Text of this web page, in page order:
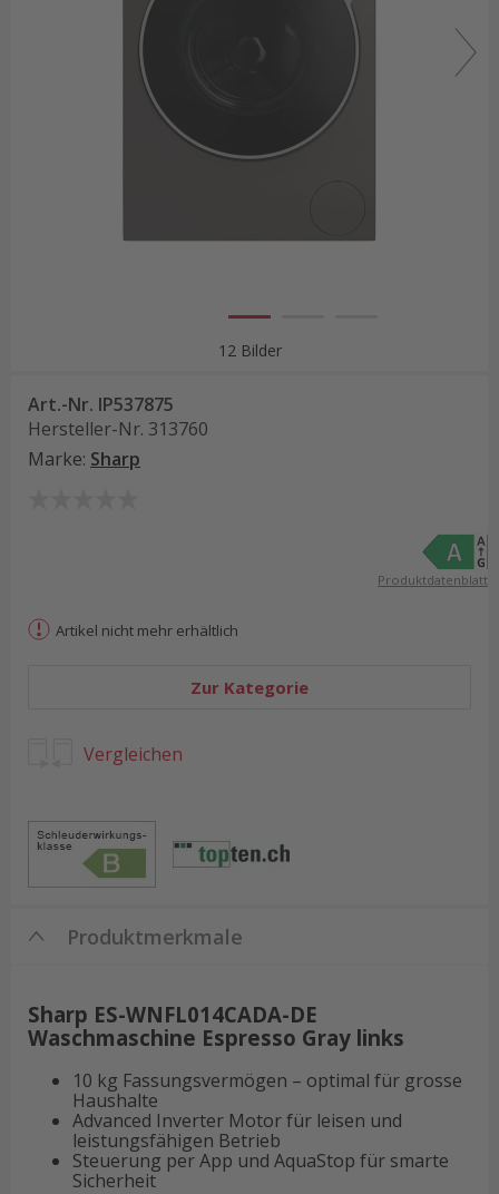
12 Bilder
Art.-Nr. IP537875
Hersteller-Nr. 313760
Marke: Sharp
Produktdatenblatt
Artikel nicht mehr erhältlich
Zur Kategorie
Vergleichen
Produktmerkmale
Sharp ES-WNFL014CADA-DE
Waschmaschine Espresso Gray links
10 kg Fassungsvermögen – optimal für grosse
Haushalte
Advanced Inverter Motor für leisen und
leistungsfähigen Betrieb
Steuerung per App und AquaStop für smarte
Sicherheit